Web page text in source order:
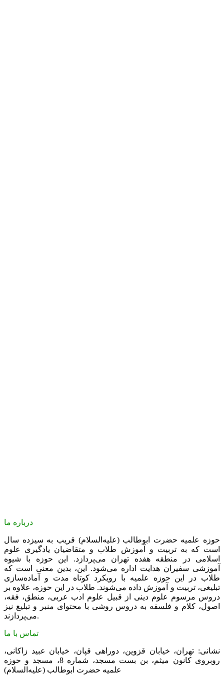
درباره ما
حوزه علمیه حضرت ابوطالب (علیه‌السلام) قریب به سیزده سال
است که به تربیت و آموزش طلاب و متقاضیان یادگیری علوم
اسلامی در منطقه هفده تهران می‌پردازد. این حوزه با شیوه
آموزشی سفیران هدایت اداره می‌شود. این، بدین معنی است که
طلاب در این حوزه علمیه با رویکرد کوتاه مدت و آماده‌سازی
تبلیغی، تربیت و آموزش داده می‌شوند. طلاب در این حوزه، علاوه بر
دروس مرسوم علوم دینی از قبیل علوم ادب عربی، منطق، فقه،
اصول، کلام و فلسفه به دروس روشی با محتوای منبر و تبلیغ نیز
می‌پردازند.
تماس با ما
نشانی: تهران، خیابان قزوین، دوراهی قپان، خیابان عبید زاکانی،
روبروی کانون میثم، بن بست مسجد، شماره 8، مسجد و حوزه
علمیه حضرت ابوطالب (علیه‌السلام)